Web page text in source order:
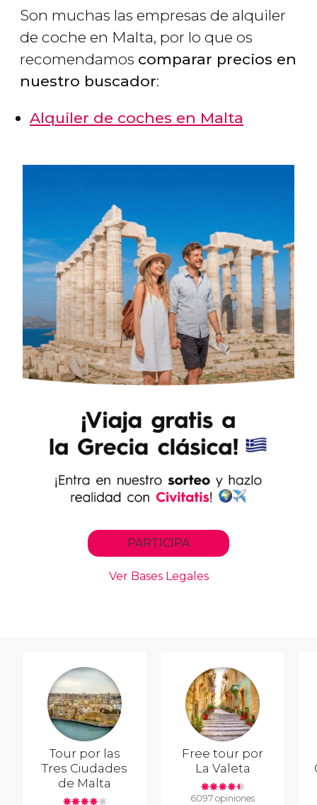
Son muchas las empresas de alquiler
de coche en Malta, por lo que os
recomendamos comparar precios en
nuestro buscador:
Alquiler de coches en Malta
Tour por las
Tres Ciudades
de Malta
Free tour por
La Valeta
6097 opiniones